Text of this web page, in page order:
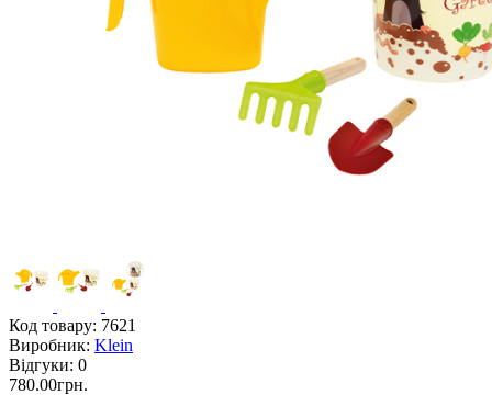
Код товару: 7621
Виробник: Klein
Відгуки: 0
780.00грн.